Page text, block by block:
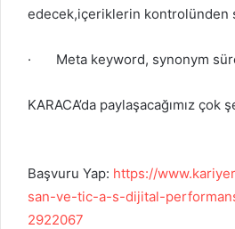
edecek,içeriklerin kontrolünden
· Meta keyword, synonym
KARACA’da paylaşacağımız çok
Başvuru Yap: https://
san-ve-tic-a-s-dijital-
2922067